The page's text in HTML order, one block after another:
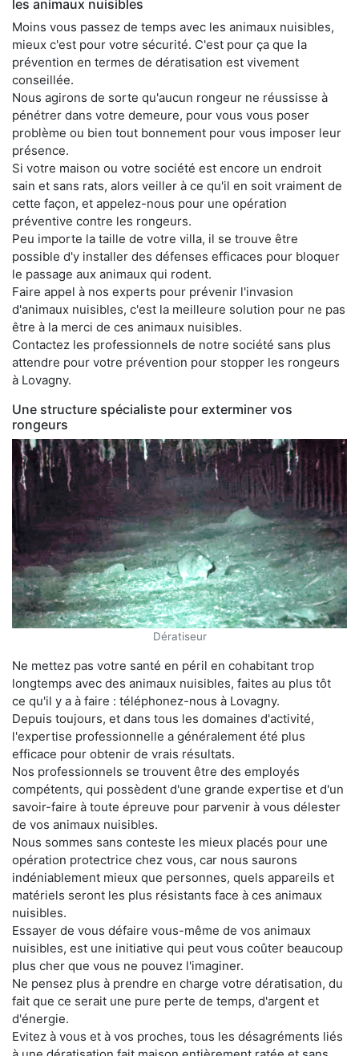
les animaux nuisibles
Moins vous passez de temps avec les animaux nuisibles,
mieux c'est pour votre sécurité. C'est pour ça que la
prévention en termes de dératisation est vivement
conseillée.
Nous agirons de sorte qu'aucun rongeur ne réussisse à
pénétrer dans votre demeure, pour vous vous poser
problème ou bien tout bonnement pour vous imposer leur
présence.
Si votre maison ou votre société est encore un endroit
sain et sans rats, alors veiller à ce qu'il en soit vraiment de
cette façon, et appelez-nous pour une opération
préventive contre les rongeurs.
Peu importe la taille de votre villa, il se trouve être
possible d'y installer des défenses efficaces pour bloquer
le passage aux animaux qui rodent.
Faire appel à nos experts pour prévenir l'invasion
d'animaux nuisibles, c'est la meilleure solution pour ne pas
être à la merci de ces animaux nuisibles.
Contactez les professionnels de notre société sans plus
attendre pour votre prévention pour stopper les rongeurs
à Lovagny.
Une structure spécialiste pour exterminer vos
rongeurs
Dératiseur
Ne mettez pas votre santé en péril en cohabitant trop
longtemps avec des animaux nuisibles, faites au plus tôt
ce qu'il y a à faire : téléphonez-nous à Lovagny.
Depuis toujours, et dans tous les domaines d'activité,
l'expertise professionnelle a généralement été plus
efficace pour obtenir de vrais résultats.
Nos professionnels se trouvent être des employés
compétents, qui possèdent d'une grande expertise et d'un
savoir-faire à toute épreuve pour parvenir à vous délester
de vos animaux nuisibles.
Nous sommes sans conteste les mieux placés pour une
opération protectrice chez vous, car nous saurons
indéniablement mieux que personnes, quels appareils et
matériels seront les plus résistants face à ces animaux
nuisibles.
Essayer de vous défaire vous-même de vos animaux
nuisibles, est une initiative qui peut vous coûter beaucoup
plus cher que vous ne pouvez l'imaginer.
Ne pensez plus à prendre en charge votre dératisation, du
fait que ce serait une pure perte de temps, d'argent et
d'énergie.
Evitez à vous et à vos proches, tous les désagréments liés